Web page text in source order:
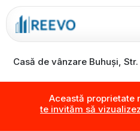
Casă de vânzare Buhuși,
Această proprietate
te invităm să